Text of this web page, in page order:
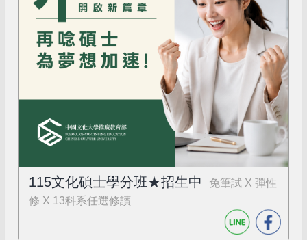
115文化碩士學分班★招生中
免筆試 X 彈性
修 X 13科系任選修讀